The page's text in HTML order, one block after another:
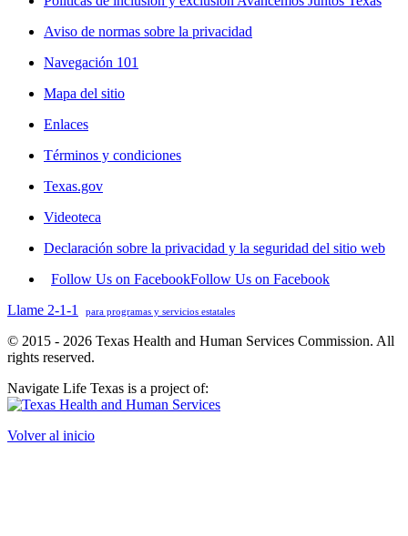
Aviso de normas sobre la privacidad
Navegación 101
Mapa del sitio
Enlaces
Términos y condiciones
Texas.gov
Videoteca
Declaración sobre la privacidad y la seguridad del sitio web
Follow Us on FacebookFollow Us on Facebook
Llame 2-1-1
para programas y servicios estatales
© 2015 - 2026 Texas Health and Human Services Commission. All
rights reserved.
Navigate Life Texas is a project of:
Volver al inicio